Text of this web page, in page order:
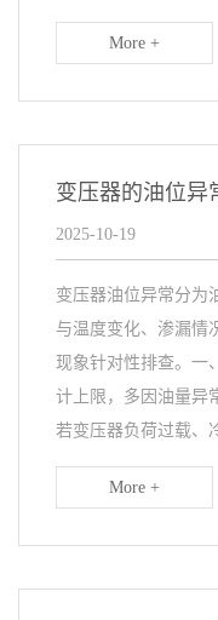
More +
变压器的油位异
2025-10-19
变压器油位异常分为
与温度变化、渗漏情
现象针对性排查。一
计上限，多因油量异
若变压器负荷过载、
More +